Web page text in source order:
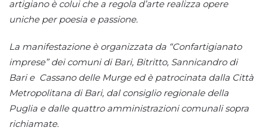
artigiano è colui che a regola d’arte realizza opere
uniche per poesia e passione.
La manifestazione è organizzata da “Confartigianato
imprese” dei comuni di Bari, Bitritto, Sannicandro di
Bari e Cassano delle Murge ed è patrocinata dalla Città
Metropolitana di Bari, dal consiglio regionale della
Puglia e dalle quattro amministrazioni comunali sopra
richiamate.